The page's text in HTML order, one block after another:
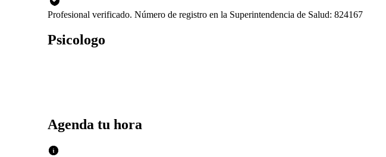
Profesional verificado. Número de registro en la Superintendencia de Salud: 824167
Psicologo
Agenda tu hora